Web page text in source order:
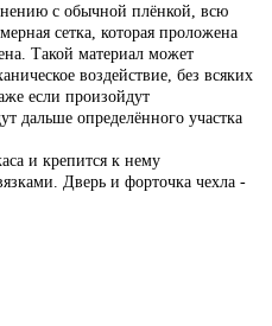
с обычной плёнкой, всю
сетка, которая проложена
Такой материал может
воздействие, без всяких
если произойдут
дальше определённого участка
и крепится к нему
Дверь и форточка чехла -